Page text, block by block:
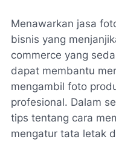
Menawarkan jasa
bisnis yang
commerce yang
dapat membantu
mengambil foto
profesional. Dalam
tips tentang cara
mengatur tata letak